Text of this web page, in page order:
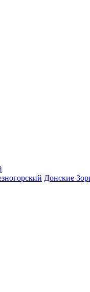
Донские